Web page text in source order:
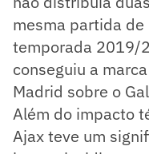
mesma partida de
temporada 2019/
conseguiu a
Madrid sobre o
Além do impacto
Ajax teve um